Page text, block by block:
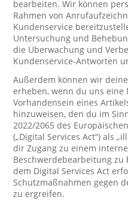
bearbeiten. Wir können
Rahmen von
Kundenservice
Untersuchung und
die Überwachung und
Kundenservice-Antworten
Außerdem können wir
erheben, wenn du uns
Vorhandensein eines
hinzuweisen, den du im
2022/2065 des
(„Digital Services Act“) als
dir Zugang zu einem
Beschwerdebearbeitung
dem Digital Services Act
Schutzmaßnahmen gegen
zu ergreifen.